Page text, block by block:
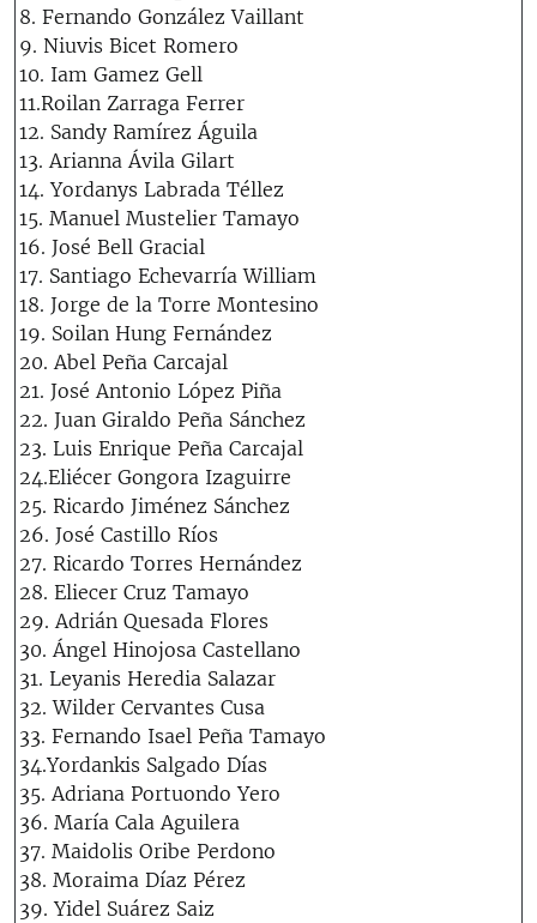
8. Fernando González Vaillant
9. Niuvis Bicet Romero
10. Iam Gamez Gell
11.Roilan Zarraga Ferrer
12. Sandy Ramírez Águila
13. Arianna Ávila Gilart
14. Yordanys Labrada Téllez
15. Manuel Mustelier Tamayo
16. José Bell Gracial
17. Santiago Echevarría William
18. Jorge de la Torre Montesino
19. Soilan Hung Fernández
20. Abel Peña Carcajal
21. José Antonio López Piña
22. Juan Giraldo Peña Sánchez
23. Luis Enrique Peña Carcajal
24.Eliécer Gongora Izaguirre
25. Ricardo Jiménez Sánchez
26. José Castillo Ríos
27. Ricardo Torres Hernández
28. Eliecer Cruz Tamayo
29. Adrián Quesada Flores
30. Ángel Hinojosa Castellano
31. Leyanis Heredia Salazar
32. Wilder Cervantes Cusa
33. Fernando Isael Peña Tamayo
34.Yordankis Salgado Días
35. Adriana Portuondo Yero
36. María Cala Aguilera
37. Maidolis Oribe Perdono
38. Moraima Díaz Pérez
39. Yidel Suárez Saiz